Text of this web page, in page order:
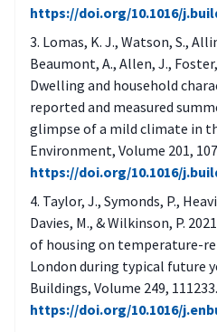
Onko helteisiin ja
varauduttu esimerkiksi
varjostuksella ja/tai
jäähdytysratkaisuilla?
Minkälaisia
asumisolot/vanhat
on ja miten ne on
Onko viilennykseen
passiivisia rakenteita
https://doi.org/10.1016/
Lomas, K. J., Watson, S.,
Beaumont, A., Allen, J.,
Dwelling and household
reported and measured
glimpse of a mild climate in
Environment, Volume 201,
https://doi.org/10.1016/
Taylor, J., Symonds, P.,
Davies, M., & Wilkinson, P.
of housing on temperature-
London during typical future
Buildings, Volume 249, 111233.
https://doi.org/10.1016/